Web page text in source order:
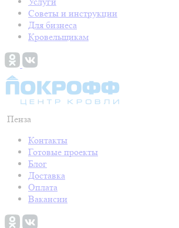
Советы и инструкции
Для бизнеса
Кровельщикам
Пенза
Контакты
Готовые проекты
Блог
Доставка
Оплата
Вакансии